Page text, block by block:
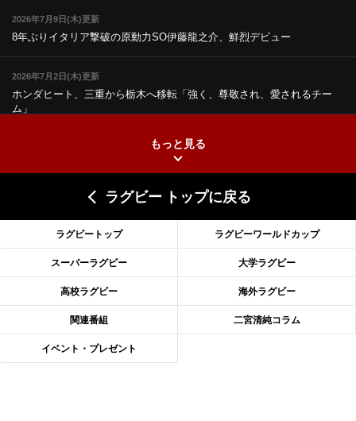
2026年7月9日(木)更新
8年ぶりイタリア撃破の原動力SO伊藤龍之介、鮮烈デビュー
2026年7月2日(木)更新
ホンダヒート、三重から栃木へ移転「強く、尊敬され、愛されるチー
ム」
2026年6月18日(木)更新
滑川剛人レフリー、早過ぎる引退「27年W杯の主審、遠のいた夢」
2026年6月11日(木)更新
神戸、リーグワン初優勝の道のりデイブ・レニーHCの功績と財産
2026年6月4日(木)更新
“泣き虫先生”こと山口良治氏死去「信は力なり」骨太の教育方針
もっと見る
ラグビー トップに戻る
ラグビートップ ラグビーワールドカップ
スーパーラグビー 大学ラグビー
高校ラグビー 海外ラグビー
関連番組 二宮清純コラム
イベント・プレゼント